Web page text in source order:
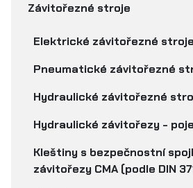
Závitořezné stroje
Elektrické závitořezné stroje
Pneumatické závitořezné
Hydraulické závitořezné
Hydraulické závitořezy -
Kleštiny s bezpečnostní
závitořezy CMA (podle DIN